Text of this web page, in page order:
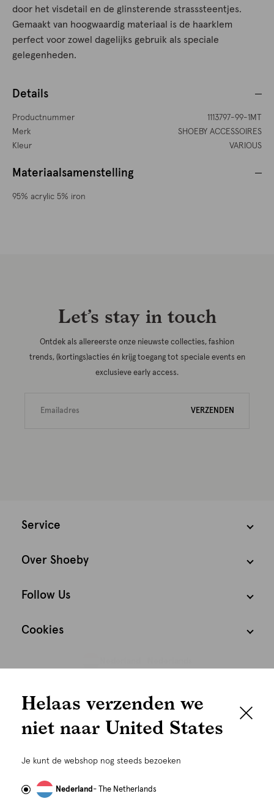
graag persoonlijk
gebruiken wij cookies en daarmee vergelijkbare
om advertenties te personaliseren...
door het visdetail en de glinsterende strasssteentjes.
Gemaakt van hoogwaardig materiaal is de haarklem
perfect voor zowel dagelijks gebruik als speciale
gelegenheden.
Details
Productnummer
1113797-99-1MT
Merk
SHOEBY ACCESSOIRES
Kleur
VARIOUS
Materiaalsamenstelling
95% acrylic 5% iron
Let’s stay in touch
Ontdek als allereerste onze nieuwste collecties, fashion
trends, (kortings)acties én krijg toegang tot speciale events en
exclusieve early access.
VERZENDEN
Service
Over Shoeby
Follow Us
Cookies
Helaas verzenden we
niet naar United States
Je kunt de webshop nog steeds bezoeken
Nederland- The Netherlands